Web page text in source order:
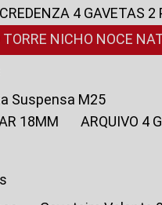
CREDENZA 4 GAVETAS 2
TORRE NICHO NOCE
Suspensa M25
18MM
ARQUIVO 4